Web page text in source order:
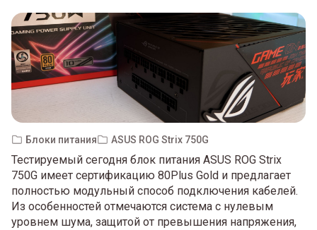
Блоки питания ASUS ROG Strix 750G
Тестируемый сегодня блок питания ASUS ROG Strix
750G имеет сертификацию 80Plus Gold и предлагает
полностью модульный способ подключения кабелей.
Из особенностей отмечаются система с нулевым
уровнем шума, защитой от превышения напряжения,